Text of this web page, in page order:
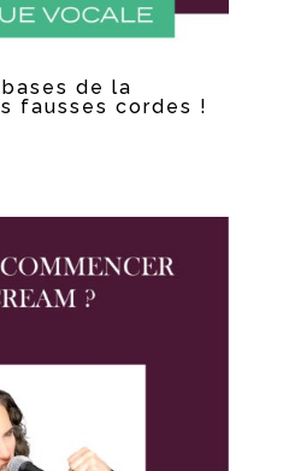
de la
fausses cordes !